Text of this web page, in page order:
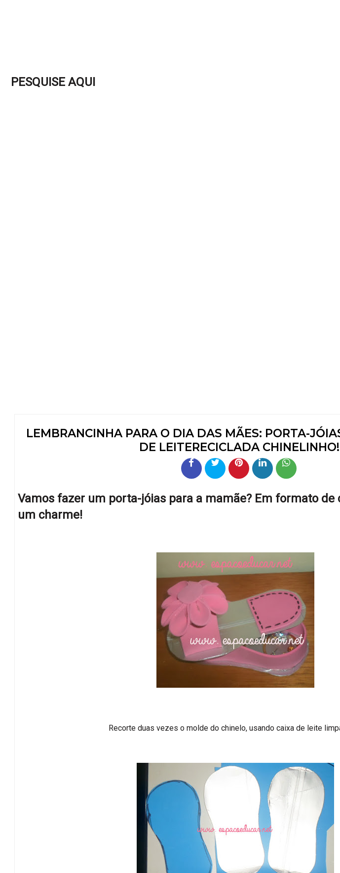
PESQUISE AQUI
LEMBRANCINHA PARA O DIA DAS MÃES: PORTA-
DE LEITERECICLADA CHINELINHO!
Vamos fazer um porta-jóias para a mamãe? Em formato de
um charme!
Recorte duas vezes o molde do chinelo, usando caixa de leite